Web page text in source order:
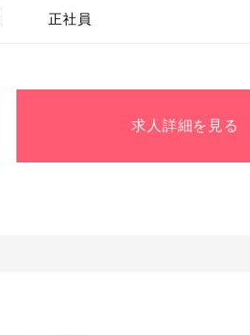
正社員
求人詳細を見る